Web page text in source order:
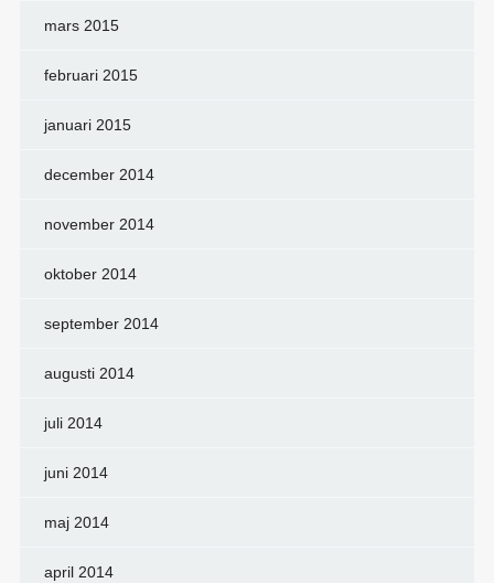
mars 2015
februari 2015
januari 2015
december 2014
november 2014
oktober 2014
september 2014
augusti 2014
juli 2014
juni 2014
maj 2014
april 2014